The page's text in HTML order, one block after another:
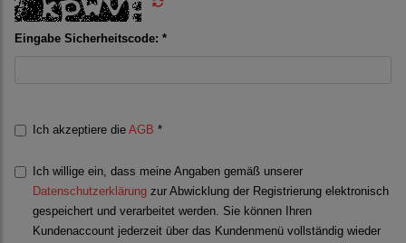
Eingabe Sicherheitscode: *
Ich akzeptiere die AGB *
Ich willige ein, dass meine Angaben gemäß unserer
Datenschutzerklärung zur Abwicklung der Registrierung elektronisch
gespeichert und verarbeitet werden. Sie können Ihren
Kundenaccount jederzeit über das Kundenmenü vollständig wieder